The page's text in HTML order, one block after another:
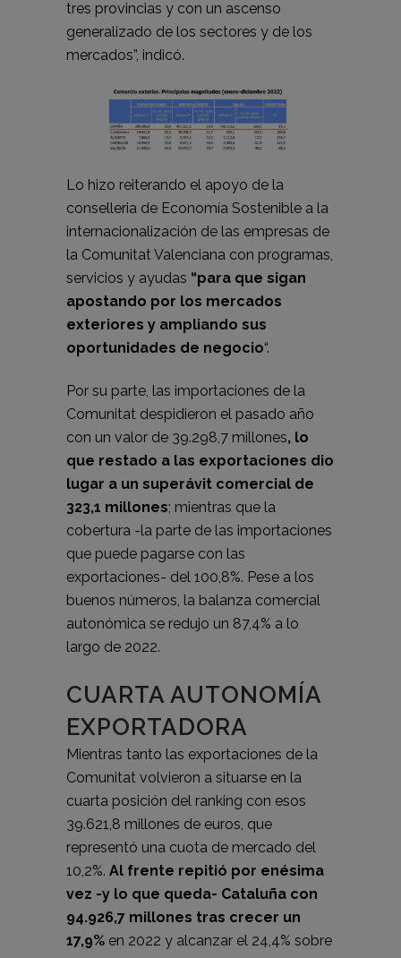
tres provincias y con un ascenso
generalizado de los sectores y de los
mercados”, indicó.
Lo hizo reiterando el apoyo de la
conselleria de Economía Sostenible a la
internacionalización de las empresas de
la Comunitat Valenciana con programas,
servicios y ayudas “para que sigan
apostando por los mercados
exteriores y ampliando sus
oportunidades de negocio“.
Por su parte, las importaciones de la
Comunitat despidieron el pasado año
con un valor de 39.298,7 millones, lo
que restado a las exportaciones dio
lugar a un superávit comercial de
323,1 millones; mientras que la
cobertura -la parte de las importaciones
que puede pagarse con las
exportaciones- del 100,8%. Pese a los
buenos números, la balanza comercial
autonómica se redujo un 87,4% a lo
largo de 2022.
CUARTA AUTONOMÍA
EXPORTADORA
Mientras tanto las exportaciones de la
Comunitat volvieron a situarse en la
cuarta posición del ranking con esos
39.621,8 millones de euros, que
representó una cuota de mercado del
10,2%. Al frente repitió por enésima
vez -y lo que queda- Cataluña con
94.926,7 millones tras crecer un
17,9% en 2022 y alcanzar el 24,4% sobre